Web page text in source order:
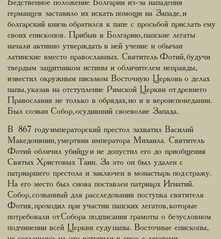
Бедственное положение Болгарии из-за нападения
германцев заставило их искать помощи на Западе, и
болгарский князь обратился к папе с просьбой прислать ему
своих епископов. Прибыв в Болгарию, папские легаты
начали активно утверждать в ней учение и обычаи
латинские вместо православных. Святитель Фотий, будучи
твердым защитником истины и обличителем неправды,
известил окружным письмом Восточную Церковь о делах
папы, указав на отступление Римской Церкви от древнего
Православия не только в обрядах, но и в вероисповедании.
Был созван Собор, осудивший своеволие Запада.
В 867 году императорский престол захватил Василий
Македонянин, умертвив императора Михаила. Святитель
Фотий обличил убийцу и не допустил его до приобщения
Святых Христовых Таин. За это он был удален с
патриаршего престола и заключен в монастырь под стражу.
На его место был снова поставлен патриарх Игнатий.
Собор, созванный для расследования поступка святителя
Фотия, проходил при участии папских легатов, которые
потребовали от Собора подписания грамоты о безусловном
подчинении всей Церкви суду папы. Восточные епископы,